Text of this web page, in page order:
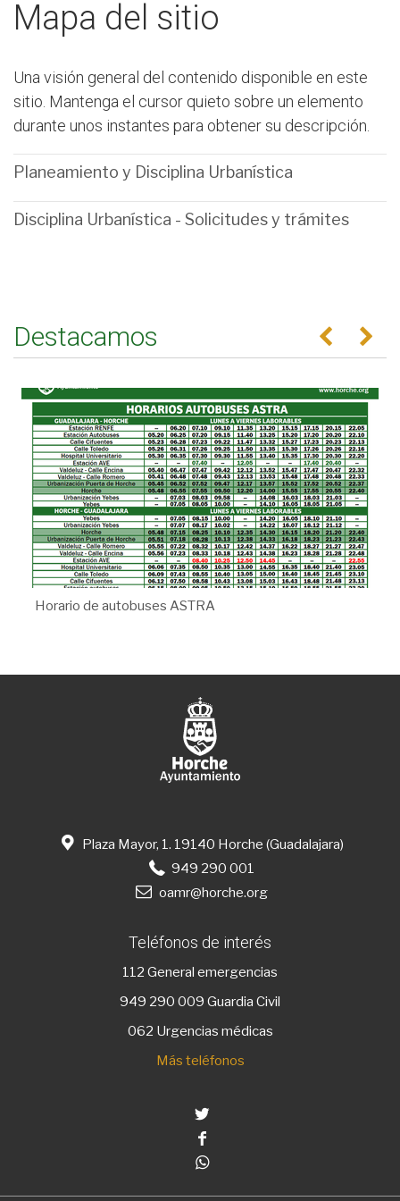
Mapa del sitio
Una visión general del contenido disponible en este
sitio. Mantenga el cursor quieto sobre un elemento
durante unos instantes para obtener su descripción.
Planeamiento y Disciplina Urbanística
Disciplina Urbanística - Solicitudes y trámites
Destacamos Anterior
Horario de autobuses ASTRA
Plaza Mayor, 1. 19140 Horche (Guadalajara)
949 290 001
oamr@horche.org
Teléfonos de interés
112 General emergencias
949 290 009 Guardia Civil
062 Urgencias médicas
Más teléfonos